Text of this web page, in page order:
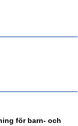
för barn- och